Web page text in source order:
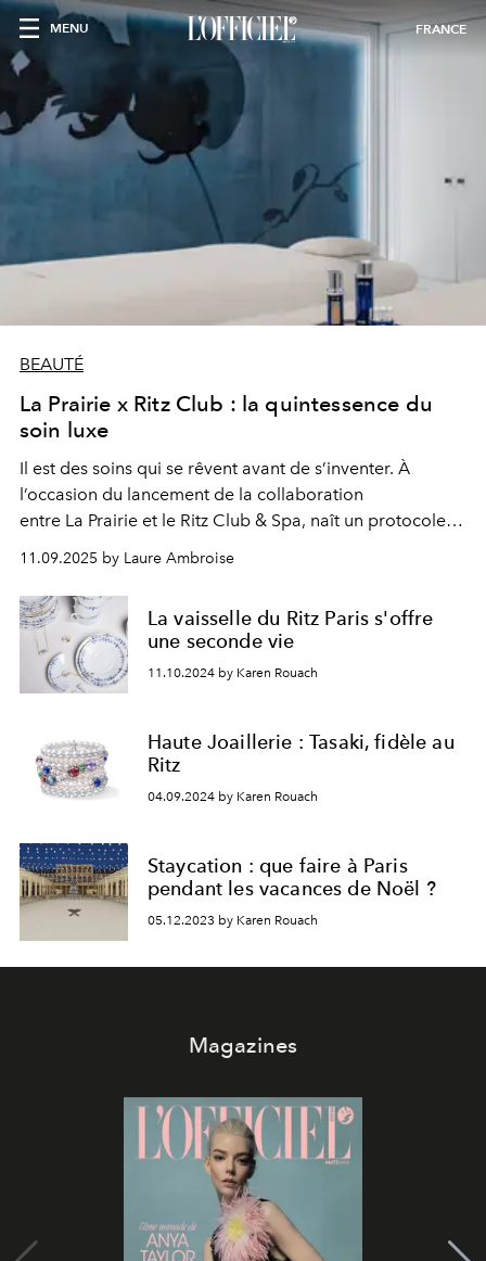
MENU FRANCE
BEAUTÉ
La Prairie x Ritz Club : la quintessence du
soin luxe
Il est des soins qui se rêvent avant de s’inventer. À
l’occasion du lancement de la collaboration
entre La Prairie et le Ritz Club & Spa, naît un protocole
exclusif : le soin signature Skin Caviar.
11.09.2025 by Laure Ambroise
La vaisselle du Ritz Paris s'offre
une seconde vie
11.10.2024 by Karen Rouach
Haute Joaillerie : Tasaki, fidèle au
Ritz
04.09.2024 by Karen Rouach
Staycation : que faire à Paris
pendant les vacances de Noël ?
05.12.2023 by Karen Rouach
Magazines